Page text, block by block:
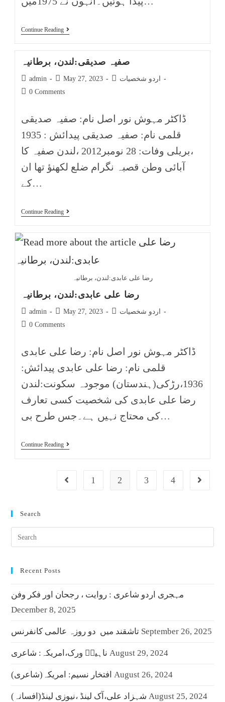
Continue Reading
صفیہ صدیقی:لندن، برطانیہ
admin May 27, 2023
اردو شخصیات
0 Comments
ڈاکٹر مہوش نور اصل نام: صفیہ صدیقی
قلمی نام: صفیہ صدیقی پیدائش : 1935
،بریلی وفات: 28 نومبر2012 ،لندن صفیہ کا
آبائی وطن قصبہ نگرام ضلع لکھنؤ تھا ان
کے…
Continue Reading
رضا علی عابدی:لندن، برطانیہ
رضا علی عابدی:لندن، برطانیہ
admin May 27, 2023
اردو شخصیات
0 Comments
ڈاکٹر مہوش نور اصل نام: رضا علی عابدی
قلمی نام: رضا علی عابدی پیدائش:
1936،رڑکی(ہندستان) موجودہ سکونت:لندن
رضا علی عابدی کی شخصیت کسی تعارف
کی محتاج نہیں ہے۔جس طرح بی…
Continue Reading
1 2 3 4
Search
Recent Posts
مہجری اردو شاعری : روایت ، رجحان اور فکر وفن
December 8, 2025
تاشقند میں دو روزہ عالمی کانفرنس September 26, 2025
ناہیدؔ ورک،امریکہ: شاعری August 29, 2024
افتخار نسیم: امریکہ(شاعری) August 26, 2024
شہزاد علی،آک لینڈ ،نیوزی لینڈ(افسانہ) August 25, 2024